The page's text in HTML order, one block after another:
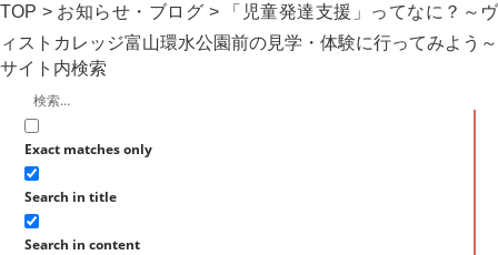
TOP > お知らせ・ブログ > 「児童発達支援」ってなに？～ヴ
ィストカレッジ富山環水公園前の見学・体験に行ってみよう～
サイト内検索
Exact matches only
Search in title
Search in content